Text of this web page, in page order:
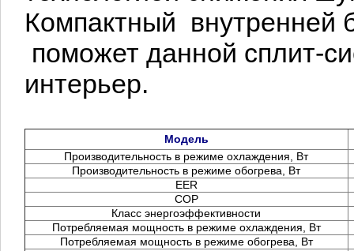
Компактный внутренней
поможет данной сплит-
интерьер.
Модель
Производительность в режиме охлаждения, Вт
Производительность в режиме обогрева, Вт
EER
СОР
Класс энергоэффективности
Потребляемая мощность в режиме охлаждения, Вт
Потребляемая мощность в режиме обогрева, Вт